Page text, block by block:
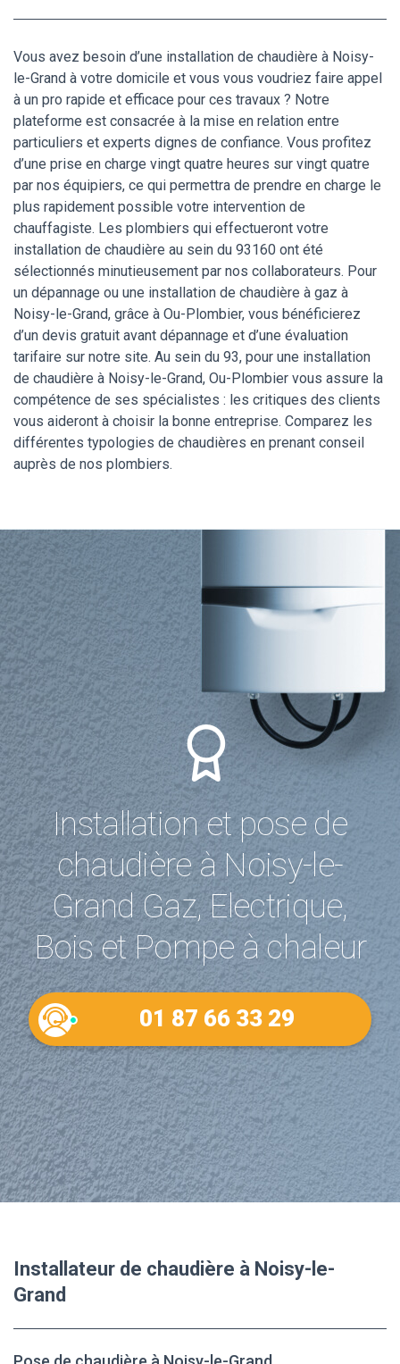
Vous avez besoin d’une installation de chaudière à Noisy-
le-Grand à votre domicile et vous vous voudriez faire appel
à un pro rapide et efficace pour ces travaux ? Notre
plateforme est consacrée à la mise en relation entre
particuliers et experts dignes de confiance. Vous profitez
d’une prise en charge vingt quatre heures sur vingt quatre
par nos équipiers, ce qui permettra de prendre en charge le
plus rapidement possible votre intervention de
chauffagiste. Les plombiers qui effectueront votre
installation de chaudière au sein du 93160 ont été
sélectionnés minutieusement par nos collaborateurs. Pour
un dépannage ou une installation de chaudière à gaz à
Noisy-le-Grand, grâce à Ou-Plombier, vous bénéficierez
d’un devis gratuit avant dépannage et d’une évaluation
tarifaire sur notre site. Au sein du 93, pour une installation
de chaudière à Noisy-le-Grand, Ou-Plombier vous assure la
compétence de ses spécialistes : les critiques des clients
vous aideront à choisir la bonne entreprise. Comparez les
différentes typologies de chaudières en prenant conseil
auprès de nos plombiers.
Installation et pose de
chaudière à Noisy-le-
Grand Gaz, Electrique,
Bois et Pompe à chaleur
01 87 66 33 29
Installateur de chaudière à Noisy-le-
Grand